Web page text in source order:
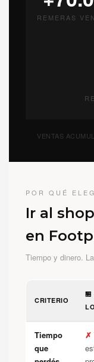
REMERAS
VENTAS
POR QUÉ
Ir al
en
Tiempo y dinero.
CRITERIO
🏪
Tiempo
que
✗